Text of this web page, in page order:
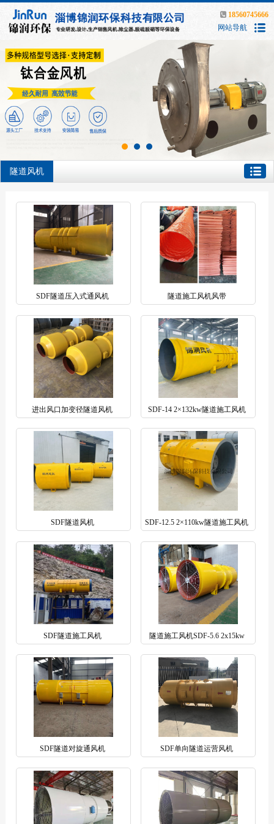
18560745666
网站导航
隧道风机
SDF隧道压入式通风机 隧道施工风机风带
进出风口加变径隧道风机 SDF-14 2×132kw隧道施工风机
SDF隧道风机 SDF-12.5 2×110kw隧道施工风机
SDF隧道施工风机 隧道施工风机SDF-5.6 2x15kw
SDF隧道对旋通风机 SDF单向隧道运营风机